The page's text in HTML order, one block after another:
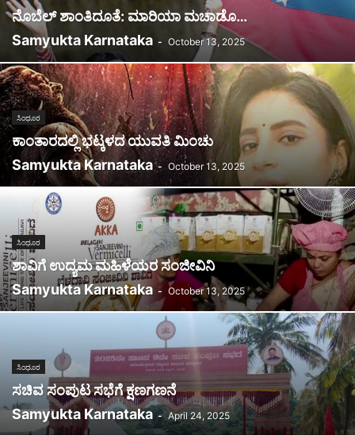
ನೊಬೆಲ್ ಶಾಂತಿದೂತೆ: ಮಾರಿಯಾ ಮಚಾಡೊ…
Samyukta Karnataka - October 13, 2025
ಸಿಂಧೂರ
ಕಾಂತಾರದಲ್ಲಿ ಭಟ್ಕಳದ ಯುವತಿ ಮಿಂಚು
Samyukta Karnataka - October 13, 2025
ಸಿಂಧೂರ
ಶಾವಿಗೆ ಉದ್ಯಮ ಮಹಿಳೆಯರ ಸಂಜೀವಿನಿ
Samyukta Karnataka - October 13, 2025
ಸಿಂಧೂರ
ಸಚಿವ ಸಂಪುಟ ಸಭೆಗೆ ಕ್ಷಣಗಣನೆ
Samyukta Karnataka - April 24, 2025